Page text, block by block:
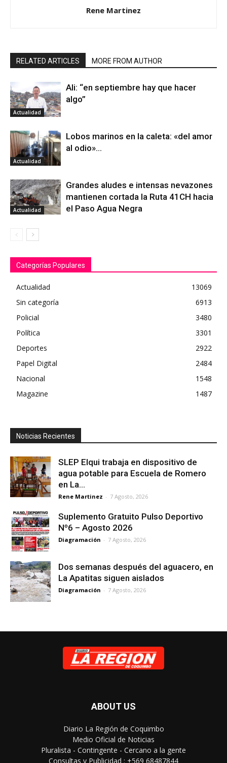
Rene Martinez
RELATED ARTICLES MORE FROM AUTHOR
Actualidad
Ali: “en septiembre hay que hacer
algo”
Actualidad
Lobos marinos en la caleta: «del amor
al odio»…
Actualidad
Grandes aludes e intensas nevazones
mantienen cortada la Ruta 41CH hacia
el Paso Agua Negra
Categorías Populares
Actualidad
13069
Sin categoría
6913
Policial
3480
Política
3301
Deportes
2922
Papel Digital
2484
Nacional
1548
Magazine
1487
Noticias Recientes
SLEP Elqui trabaja en dispositivo de
agua potable para Escuela de Romero
en La...
Rene Martinez - 7 Agosto, 2026
Suplemento Gratuito Pulso Deportivo
Nº6 – Agosto 2026
Diagramación - 7 Agosto, 2026
Dos semanas después del aguacero, en
La Apatitas siguen aislados
Diagramación - 7 Agosto, 2026
ABOUT US
Diario La Región de Coquimbo
Medio Oficial de Noticias
Pluralista - Contingente - Cercano a la gente
Consultas y Publicidad : +569 68487844